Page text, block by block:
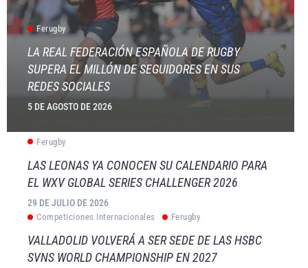
Ferugby
LA REAL FEDERACIÓN ESPAÑOLA DE RUGBY
SUPERA EL MILLÓN DE SEGUIDORES EN SUS
REDES SOCIALES
5 DE AGOSTO DE 2026
Ferugby
LAS LEONAS YA CONOCEN SU CALENDARIO PARA
EL WXV GLOBAL SERIES CHALLENGER 2026
29 DE JULIO DE 2026
Competiciones Internacionales Ferugby
VALLADOLID VOLVERÁ A SER SEDE DE LAS HSBC
SVNS WORLD CHAMPIONSHIP EN 2027